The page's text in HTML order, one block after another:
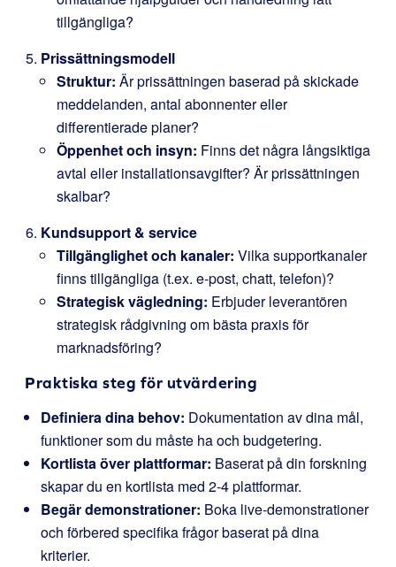
tillgängliga?
Prissättningsmodell
Struktur: Är prissättningen baserad på skickade
meddelanden, antal abonnenter eller
differentierade planer?
Öppenhet och insyn: Finns det några långsiktiga
avtal eller installationsavgifter? Är prissättningen
skalbar?
Kundsupport & service
Tillgänglighet och kanaler: Vilka supportkanaler
finns tillgängliga (t.ex. e-post, chatt, telefon)?
Strategisk vägledning: Erbjuder leverantören
strategisk rådgivning om bästa praxis för
marknadsföring?
Praktiska steg för utvärdering
Definiera dina behov: Dokumentation av dina mål,
funktioner som du måste ha och budgetering.
Kortlista över plattformar: Baserat på din forskning
skapar du en kortlista med 2-4 plattformar.
Begär demonstrationer: Boka live-demonstrationer
och förbered specifika frågor baserat på dina
kriterier.